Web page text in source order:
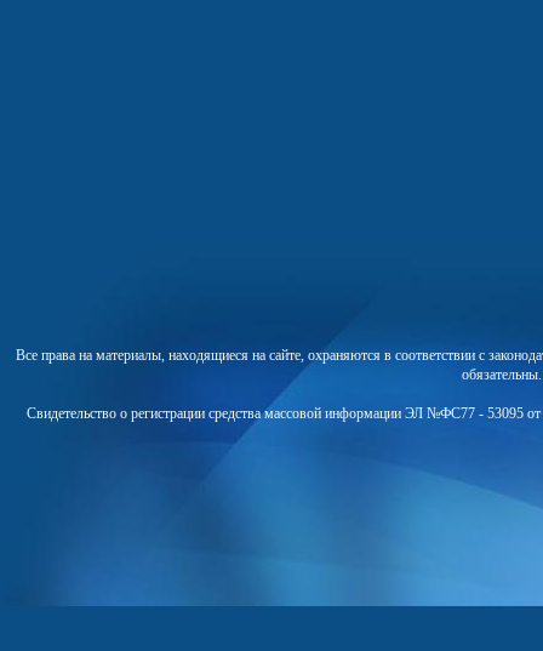
Все права на материалы, находящиеся на сайте, охраняются в соответствии с
Свидетельство о регистрации средства массовой информации ЭЛ №ФС77 - 53095